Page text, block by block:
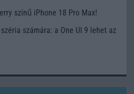
színű iPhone 18 Pro Max!
számára: a One UI 9 lehet az